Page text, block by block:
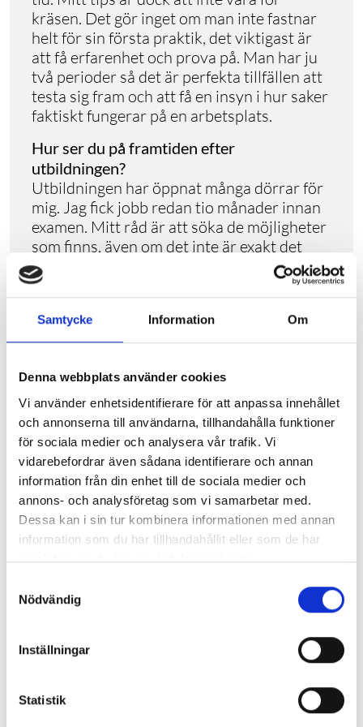
Samtycke Information Om
Denna webbplats använder cookies
Vi använder enhetsidentifierare för att anpassa innehållet
och annonserna till användarna, tillhandahålla funktioner
för sociala medier och analysera vår trafik. Vi
vidarebefordrar även sådana identifierare och annan
information från din enhet till de sociala medier och
annons- och analysföretag som vi samarbetar med.
Dessa kan i sin tur kombinera informationen med annan
information som du har tillhandahållit eller som de har
samlat in när du har använt deras tjänster.
Nödvändig
Inställningar
Statistik
kräsen. Det gör inget om man inte fastnar
helt för sin första praktik, det viktigast är
att få erfarenhet och prova på. Man har ju
två perioder så det är perfekta tillfällen att
testa sig fram och att få en insyn i hur saker
faktiskt fungerar på en arbetsplats.
Hur ser du på framtiden efter
utbildningen?
Utbildningen har öppnat många dörrar för
mig. Jag fick jobb redan tio månader innan
examen. Mitt råd är att söka de möjligheter
som finns, även om det inte är exakt det
man tänkt sig från början och därefter
nischa sig vidare.
Hur höll du motivationen uppe under
utbildningen?
vara på plats och självstudier. Det
viktigaste för mig var att ha struktur. Jag
gick upp tidigt, satte mig framför datorn,
skapade checklistor och prioriterade
dagens uppgifter även de dagar vi
studerade hemifrån. Att planera dagen och
hålla sig till en plan gjorde att jag inte
halkade efter.
Vad tyckte du om upplägget på
undervisningen?
Vi hade en bra blandning av grupparbeten
och individuella uppgifter. Även på distans
breakout rooms och arbetade mycket
tillsammans. Det var en bra mix av
många case att lösa både individuellt och i